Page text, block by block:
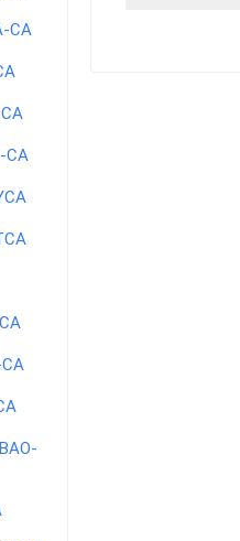
CA
CA